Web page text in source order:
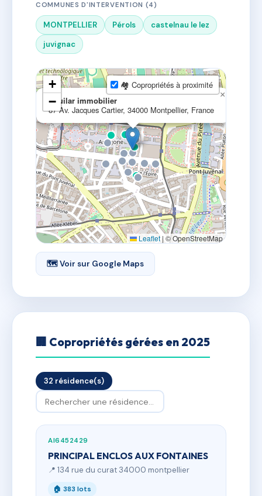
COMMUNES D'INTERVENTION (4)
MONTPELLIER Pérols
castelnau le lez
juvignac
Aguilar immobilier
87 Av. Jacques Cartier, 34000 Montpellier, France
×
+
−
🏘 Copropriétés à proximité
Leaflet | © OpenStreetMap
🗺 Voir sur Google Maps
🏢 Copropriétés gérées en 2025
32 résidence(s)
AI6452429
PRINCIPAL ENCLOS AUX FONTAINES
📍 134 rue du curat 34000 montpellier
🏠 383 lots